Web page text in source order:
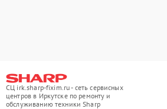
СЦ irk.sharp-fixim.ru - сеть сервисных
центров в Иркутске по ремонту и
обслуживанию техники Sharp